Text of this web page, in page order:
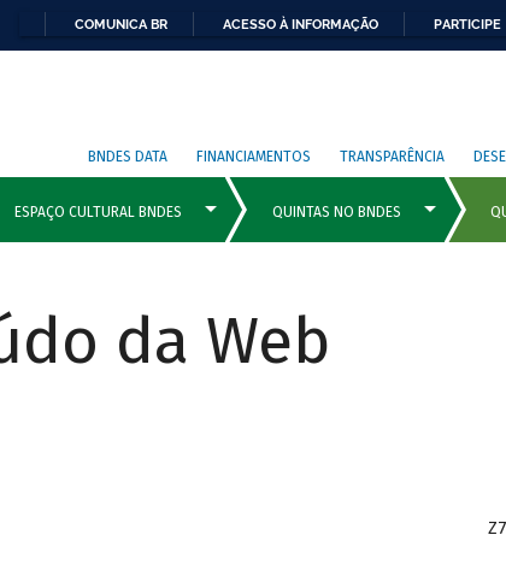
COMUNICA BR ACESSO À INFORMAÇÃO PARTICIPE
BNDES DATA FINANCIAMENTOS TRANSPARÊNCIA
da Web